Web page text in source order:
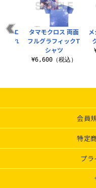
マエ
まれ
タマモクロス 両面
フルグラフィックT
シャツ
¥6,600（税込）
会員
特定
プ